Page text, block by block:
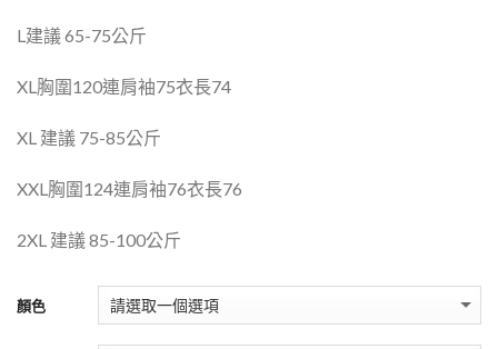
L建議 65-75公斤
XL胸圍120連肩袖75衣長74
XL 建議 75-85公斤
XXL 胸圍124連肩袖76衣長76
2XL 建議 85-100公斤
顏色